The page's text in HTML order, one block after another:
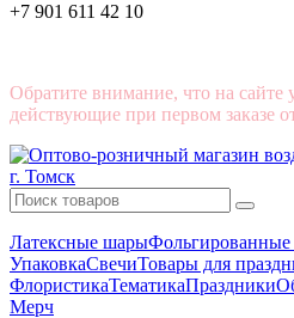
+7 901 611 42 10
Обратите внимание, что на сайте
действующие при первом заказе
Латексные шары
УпаковкаСвечиТовары для
ФлористикаТематикаПраздники
Мерч